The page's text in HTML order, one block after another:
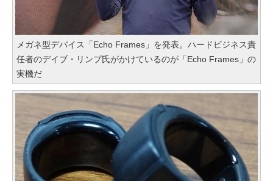
メガネ型デバイス「Echo Frames」を発表。ハードビジネス責
任者のデイブ・リンプ氏がかけているのが「Echo Frames」の
実機だ